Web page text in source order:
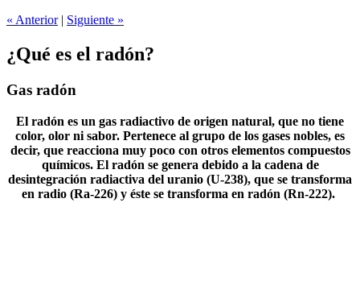
« Anterior | Siguiente »
¿Qué es el radón?
Gas radón
El radón es un gas radiactivo de origen natural, que no tiene
color, olor ni sabor. Pertenece al grupo de los gases nobles, es
decir, que reacciona muy poco con otros elementos compuestos
químicos. El radón se genera debido a la cadena de
desintegración radiactiva del uranio (U-238), que se transforma
en radio (Ra-226) y éste se transforma en radón (Rn-222).